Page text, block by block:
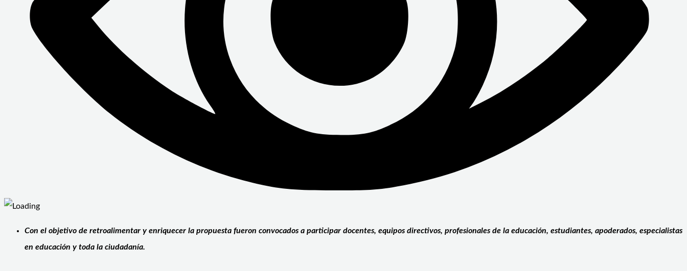
Con el objetivo de retroalimentar y enriquecer la propuesta fueron convocados a participar docentes, equipos directivos, profesionales de la educación, estudiantes, apoderados, especialistas
en educación y toda la ciudadanía.